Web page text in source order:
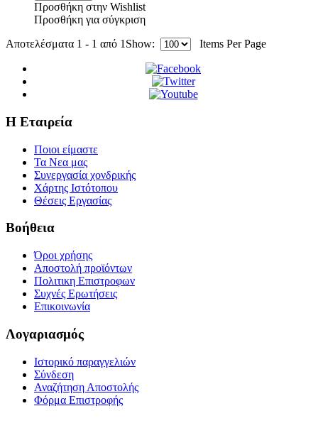
Προσθήκη στην Wishlist
Προσθήκη για σύγκριση
Αποτελέσματα 1 - 1 από 1 Show: Items Per Page
Η Εταιρεία
Ποιοι είμαστε
Τα Νεα μας
Συνεργασία χονδρικής
Χάρτης Ιστότοπου
Θέσεις Εργασίας
Βοήθεια
Όροι χρήσης
Αποστολή προϊόντων
Πολιτικη Επιστροφων
Συχνές Ερωτήσεις
Επικοινωνία
Λογαριασμός
Ιστορικό παραγγελιών
Σύνδεση
Αναζήτηση Αποστολής
Φόρμα Επιστροφής